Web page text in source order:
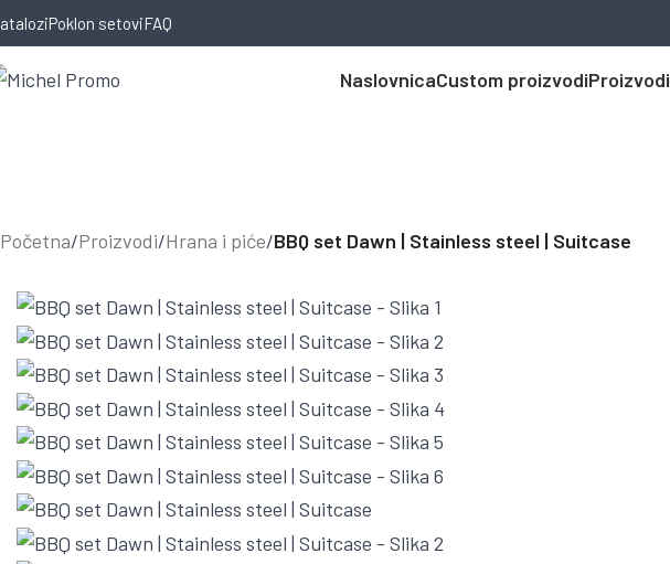
Skip to navigationSkip to main content
Poklon setoviFAQ
NaslovnicaCustom proizvodiProizvodi
Početna/Proizvodi/Hrana i piće/BBQ set Dawn | Stainless steel | Suitcase